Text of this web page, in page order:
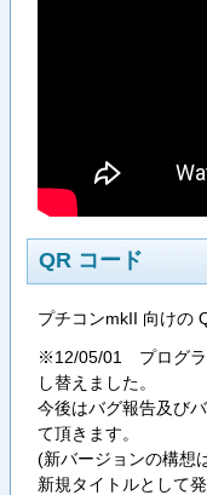
QR コード
プチコンmkII 向けの
※12/05/01 プログラ
し替えました。
今後はバグ報告及び
て頂きます。
(新バージョンの構想
新規タイトルとして